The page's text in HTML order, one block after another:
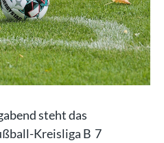
steht das
Kreisliga B 7